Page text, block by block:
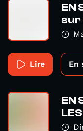
EN
sur
Lire En
EN